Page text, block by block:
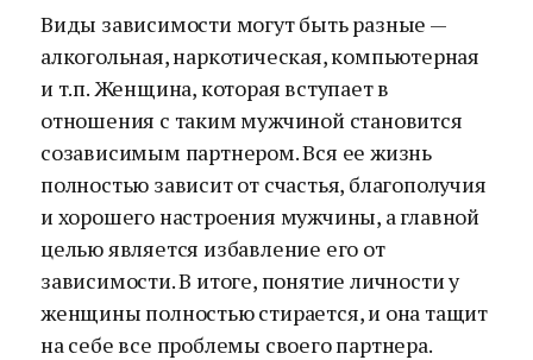
Виды зависимости могут быть разные —
алкогольная, наркотическая, компьютерная
и т.п. Женщина, которая вступает в
отношения с таким мужчиной становится
созависимым партнером. Вся ее жизнь
полностью зависит от счастья, благополучия
и хорошего настроения мужчины, а главной
целью является избавление его от
зависимости. В итоге, понятие личности у
женщины полностью стирается, и она тащит
на себе все проблемы своего партнера.